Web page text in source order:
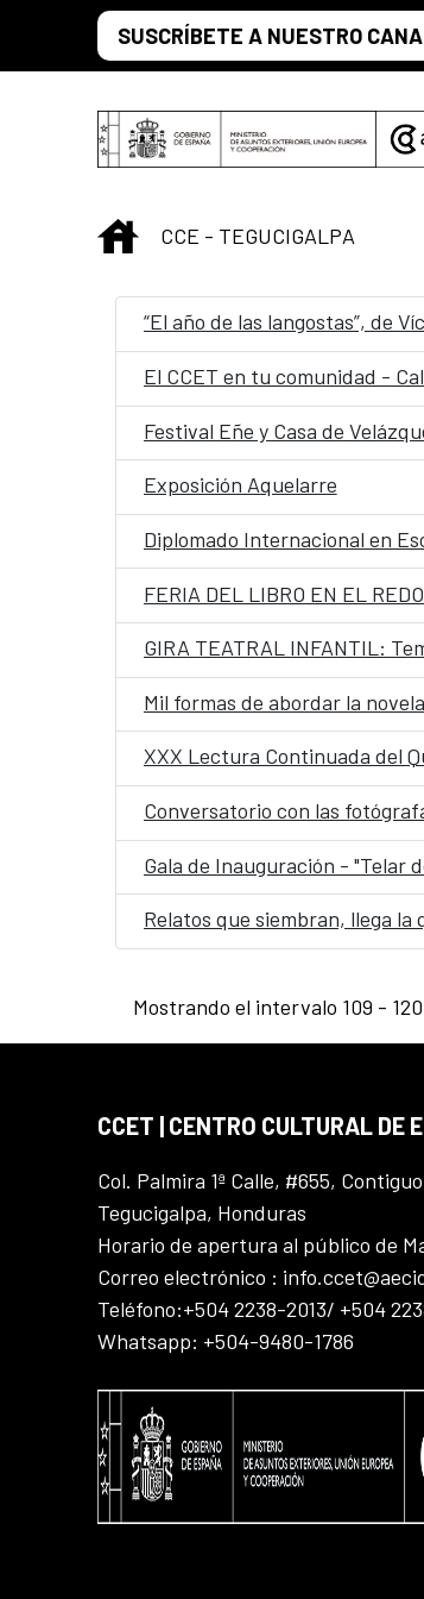
Saltar al contenido principal
SUSCRÍBETE A NUESTRO
INICIO
CCE - TEGUCIGALPA
“El año de las langostas”, de
El CCET en tu comunidad -
Festival Eñe y Casa de
Exposición Aquelarre
Diplomado Internacional en
FERIA DEL LIBRO EN EL
GIRA TEATRAL INFANTIL:
Mil formas de abordar la
XXX Lectura Continuada del
Conversatorio con las
Gala de Inauguración - "Telar
Relatos que siembran, llega
Mostrando el intervalo 109 -
CCET | CENTRO CULTURAL DE
Col. Palmira 1ª Calle, #655,
Tegucigalpa, Honduras
Horario de apertura al público de
Correo electrónico :
Teléfono:+504 2238-2013/ +504
Whatsapp: +504-9480-1786